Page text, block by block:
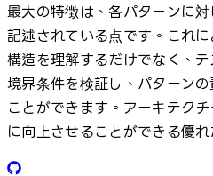
最大の特徴は、各パターンに
記述されている点です。これ
構造を理解するだけでなく、
境界条件を検証し、パターン
ことができます。アーキテク
に向上させることができる優